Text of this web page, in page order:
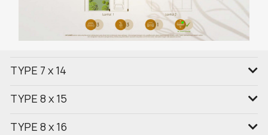
TYPE 7 x 14
TYPE 8 x 15
TYPE 8 x 16